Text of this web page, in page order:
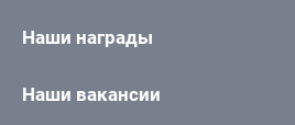
Наши награды
Наши вакансии